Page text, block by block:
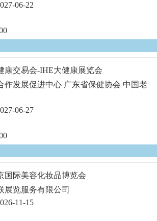
06-22
康交易会-IHE大健康展览会
作发展促进中心 广东省保健协会 中国老
06-27
国际美容化妆品博览会
展览服务有限公司
11-15